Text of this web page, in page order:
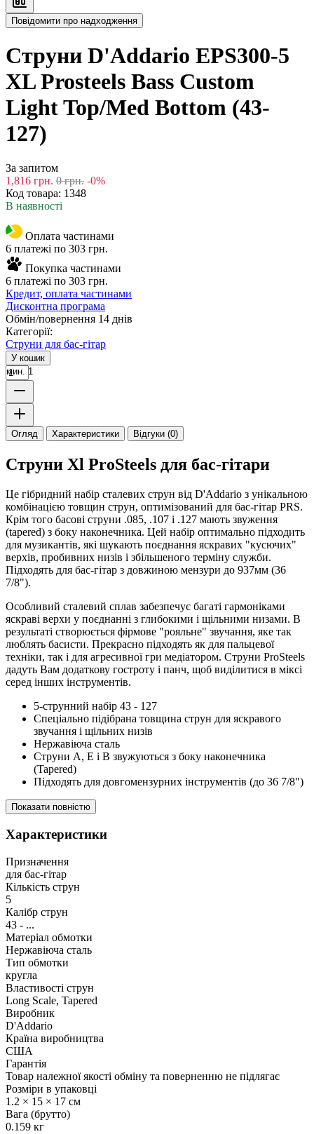
Повідомити про надходження
Струни D'Addario EPS300-5
XL Prosteels Bass Custom
Light Top/Med Bottom (43-
127)
За запитом
1,816 грн. 0 грн. -0%
Код товара: 1348
В наявності
Оплата частинами
6 платежі по 303 грн.
Покупка частинами
6 платежі по 303 грн.
Кредит, оплата частинами
Дисконтна програма
Обмін/повернення 14 днів
Категорії:
Струни для бас-гітар
У кошик
мин. 1
Огляд Характеристики Відгуки (0)
Струни Xl ProSteels для бас-гітари
Це гібридний набір сталевих струн від D'Addario з унікальною
комбінацією товщин струн, оптимізований для бас-гітар PRS.
Крім того басові струни .085, .107 і .127 мають звуження
(tapered) з боку наконечника. Цей набір оптимально підходить
для музикантів, які шукають поєднання яскравих "кусючих"
верхів, пробивних низів і збільшеного терміну служби.
Підходять для бас-гітар з довжиною мензури до 937мм (36
7/8").
Особливий сталевий сплав забезпечує багаті гармоніками
яскраві верхи у поєднанні з глибокими і щільними низами. В
результаті створюється фірмове "рояльне" звучання, яке так
люблять басисти. Прекрасно підходять як для пальцевої
техніки, так і для агресивної гри медіатором. Струни ProSteels
дадуть Вам додаткову гостроту і панч, щоб виділитися в міксі
серед інших інструментів.
5-струнний набір 43 - 127
Спеціально підібрана товщина струн для яскравого
звучання і щільних низів
Нержавіюча сталь
Струни A, E і B звужуються з боку наконечника
(Tapered)
Підходять для довгомензурних інструментів (до 36 7/8")
Показати повністю
Характеристики
Призначення
для бас-гітар
Кількість струн
5
Калібр струн
43 - ...
Матеріал обмотки
Нержавіюча сталь
Тип обмотки
кругла
Властивості струн
Long Scale, Tapered
Виробник
D'Addario
Країна виробництва
США
Гарантія
Товар належної якості обміну та поверненню не підлягає
Розміри в упаковці
1.2 × 15 × 17 см
Вага (брутто)
0.159 кг